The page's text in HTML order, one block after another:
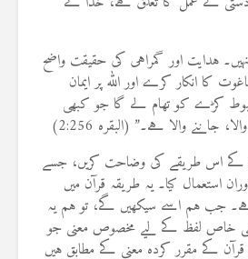
ہدایت اور گمراہی کی حقیقت واضح
انکار کرے اور اللہ پر ایمان
کڑے کو تھام لے گا جو کبھی
جاننے والا ہے۔” (البقرہ 2:256)
کے اس طریقے کی وضاحت کریں، جسے
استعمال کیا۔ یہ طریقہ قرآن میں
جب ہم اسے سیکھیں گے، تو ہم یہ
خاص لفظ کے لیے مخصوص معنی جو
قرآن کے مقرر کردہ معنی کے مطابق ہیں